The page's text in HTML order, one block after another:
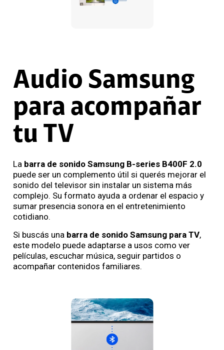
Audio Samsung
para acompañar
tu TV
La barra de sonido Samsung B-series B400F 2.0
puede ser un complemento útil si querés mejorar el
sonido del televisor sin instalar un sistema más
complejo. Su formato ayuda a ordenar el espacio y
sumar presencia sonora en el entretenimiento
cotidiano.
Si buscás una barra de sonido Samsung para TV,
este modelo puede adaptarse a usos como ver
películas, escuchar música, seguir partidos o
acompañar contenidos familiares.